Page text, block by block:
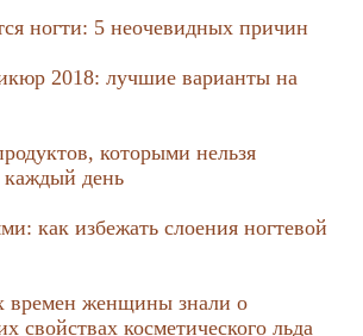
ногти: 5 неочевидных причин
2018: лучшие варианты на
которыми нельзя
каждый день
как избежать слоения ногтевой
времен женщины знали о
свойствах косметического льда